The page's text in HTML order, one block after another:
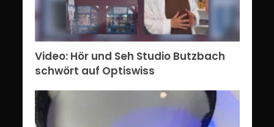
Video: Hör und Seh Studio Butzbach
schwört auf Optiswiss